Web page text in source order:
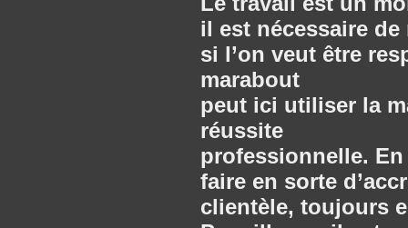
il est nécessaire de
si l’on veut être
marabout
peut ici utiliser la
réussite
professionnelle.
faire en sorte
clientèle, toujours